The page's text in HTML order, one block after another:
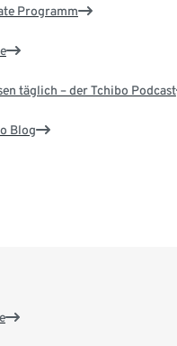
Programm
täglich – der Tchibo Podcast
Blog